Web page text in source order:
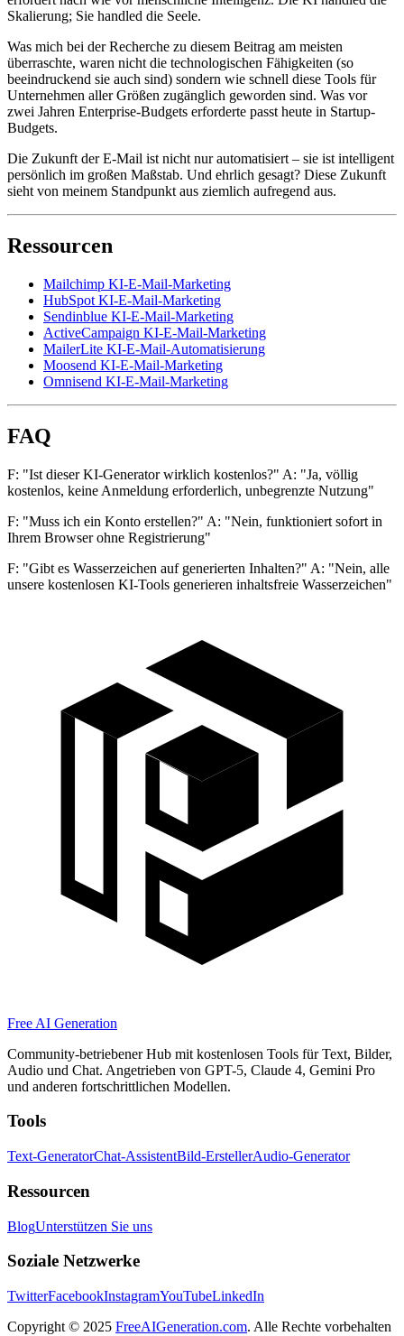
Skalierung; Sie handled die Seele.
Was mich bei der Recherche zu diesem Beitrag am meisten
überraschte, waren nicht die technologischen Fähigkeiten (so
beeindruckend sie auch sind) sondern wie schnell diese Tools für
Unternehmen aller Größen zugänglich geworden sind. Was vor
zwei Jahren Enterprise-Budgets erforderte passt heute in Startup-
Budgets.
Die Zukunft der E-Mail ist nicht nur automatisiert – sie ist intelligent
persönlich im großen Maßstab. Und ehrlich gesagt? Diese Zukunft
sieht von meinem Standpunkt aus ziemlich aufregend aus.
Ressourcen
Mailchimp KI-E-Mail-Marketing
HubSpot KI-E-Mail-Marketing
Sendinblue KI-E-Mail-Marketing
ActiveCampaign KI-E-Mail-Marketing
MailerLite KI-E-Mail-Automatisierung
Moosend KI-E-Mail-Marketing
Omnisend KI-E-Mail-Marketing
FAQ
F: "Ist dieser KI-Generator wirklich kostenlos?" A: "Ja, völlig
kostenlos, keine Anmeldung erforderlich, unbegrenzte Nutzung"
F: "Muss ich ein Konto erstellen?" A: "Nein, funktioniert sofort in
Ihrem Browser ohne Registrierung"
F: "Gibt es Wasserzeichen auf generierten Inhalten?" A: "Nein, alle
unsere kostenlosen KI-Tools generieren inhaltsfreie Wasserzeichen"
Free AI Generation
Community-betriebener Hub mit kostenlosen Tools für Text, Bilder,
Audio und Chat. Angetrieben von GPT-5, Claude 4, Gemini Pro
und anderen fortschrittlichen Modellen.
Tools
Text-GeneratorChat-AssistentBild-ErstellerAudio-Generator
Ressourcen
BlogUnterstützen Sie uns
Soziale Netzwerke
TwitterFacebookInstagramYouTubeLinkedIn
Copyright © 2025 FreeAIGeneration.com. Alle Rechte vorbehalten